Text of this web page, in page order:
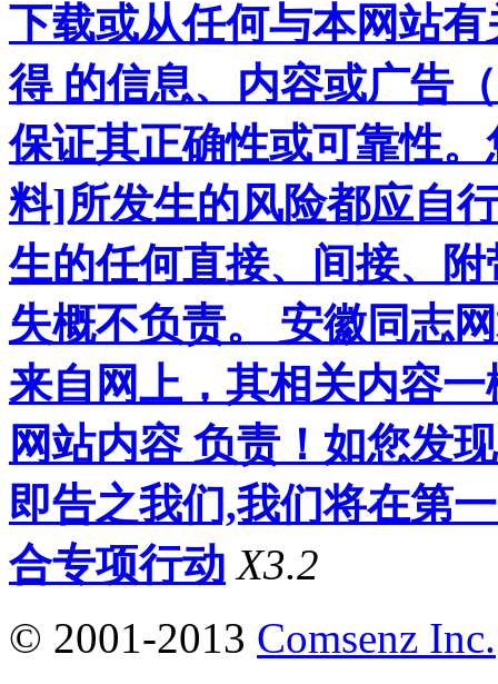
下载或从任何与本网站
得 的信息、内容或广告
保证其正确性或可靠性
料]所发生的风险都应自
生的任何直接、间接、
失概不负责。 安徽同志
来自网上，其相关内容
网站内容 负责！如您发
即告之我们,我们将在第
合专项行动 X3.2
© 2001-2013 Comsenz Inc.